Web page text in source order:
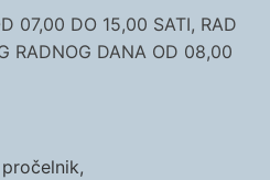
07,00 DO 15,00 SATI, RAD
RADNOG DANA OD 08,00